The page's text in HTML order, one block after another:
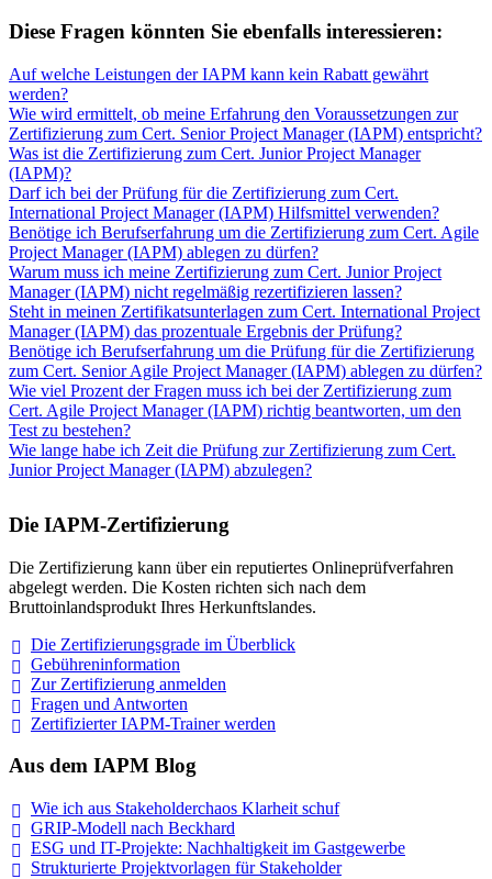
Diese Fragen könnten Sie ebenfalls interessieren:
Auf welche Leistungen der IAPM kann kein Rabatt gewährt
werden?
Wie wird ermittelt, ob meine Erfahrung den Voraussetzungen zur
Zertifizierung zum Cert. Senior Project Manager (IAPM) entspricht?
Was ist die Zertifizierung zum Cert. Junior Project Manager
(IAPM)?
Darf ich bei der Prüfung für die Zertifizierung zum Cert.
International Project Manager (IAPM) Hilfsmittel verwenden?
Benötige ich Berufserfahrung um die Zertifizierung zum Cert. Agile
Project Manager (IAPM) ablegen zu dürfen?
Warum muss ich meine Zertifizierung zum Cert. Junior Project
Manager (IAPM) nicht regelmäßig rezertifizieren lassen?
Steht in meinen Zertifikatsunterlagen zum Cert. International Project
Manager (IAPM) das prozentuale Ergebnis der Prüfung?
Benötige ich Berufserfahrung um die Prüfung für die Zertifizierung
zum Cert. Senior Agile Project Manager (IAPM) ablegen zu dürfen?
Wie viel Prozent der Fragen muss ich bei der Zertifizierung zum
Cert. Agile Project Manager (IAPM) richtig beantworten, um den
Test zu bestehen?
Wie lange habe ich Zeit die Prüfung zur Zertifizierung zum Cert.
Junior Project Manager (IAPM) abzulegen?
Die IAPM-Zertifizierung
Die Zertifizierung kann über ein reputiertes Onlineprüfverfahren
abgelegt werden. Die Kosten richten sich nach dem
Bruttoinlandsprodukt Ihres Herkunftslandes.
Die Zertifizierungsgrade im Überblick
Gebühreninformation
Zur Zertifizierung anmelden
Fragen und Antworten
Zertifizierter IAPM-Trainerwerden
Aus dem IAPM Blog
Wie ich aus Stakeholderchaos Klarheit schuf
GRIP-Modell nach Beckhard
ESG und IT-Projekte: Nachhaltigkeit im Gastgewerbe
Strukturierte Projektvorlagen für Stakeholder